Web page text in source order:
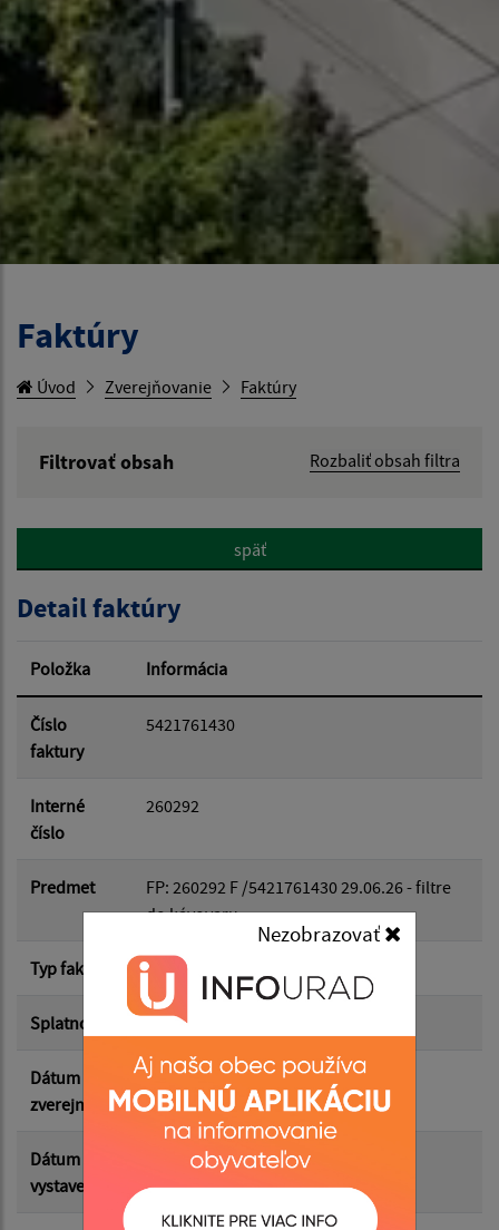
Nezobrazovať
Faktúry
Úvod Zverejňovanie Faktúry
Filtrovať obsah
Rozbaliť obsah filtra
Hľadať v:
Dátum od:
Dátum do:
Suma od:
Filtrovať Reset
späť
Detail faktúry
Položka Informácia
Číslo
faktury
5421761430
Interné
číslo
260292
Predmet
FP: 260292 F /5421761430 29.06.26 - filtre
do kávovaru
Typ faktúry dodávateľská
Splatnosť 29.06.2026
Dátum
zverejnenia
08.07.2026
Dátum
vystavenia
29.06.2026